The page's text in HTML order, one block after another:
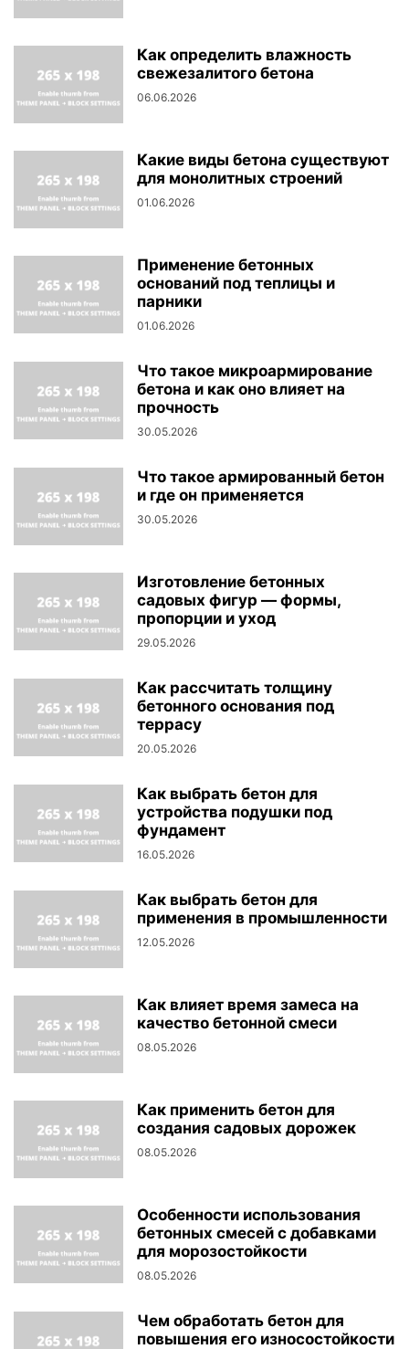
Как определить влажность
свежезалитого бетона
06.06.2026
Какие виды бетона существуют
для монолитных строений
01.06.2026
Применение бетонных
оснований под теплицы и
парники
01.06.2026
Что такое микроармирование
бетона и как оно влияет на
прочность
30.05.2026
Что такое армированный бетон
и где он применяется
30.05.2026
Изготовление бетонных
садовых фигур — формы,
пропорции и уход
29.05.2026
Как рассчитать толщину
бетонного основания под
террасу
20.05.2026
Как выбрать бетон для
устройства подушки под
фундамент
16.05.2026
Как выбрать бетон для
применения в промышленности
12.05.2026
Как влияет время замеса на
качество бетонной смеси
08.05.2026
Как применить бетон для
создания садовых дорожек
08.05.2026
Особенности использования
бетонных смесей с добавками
для морозостойкости
08.05.2026
Чем обработать бетон для
повышения его износостойкости